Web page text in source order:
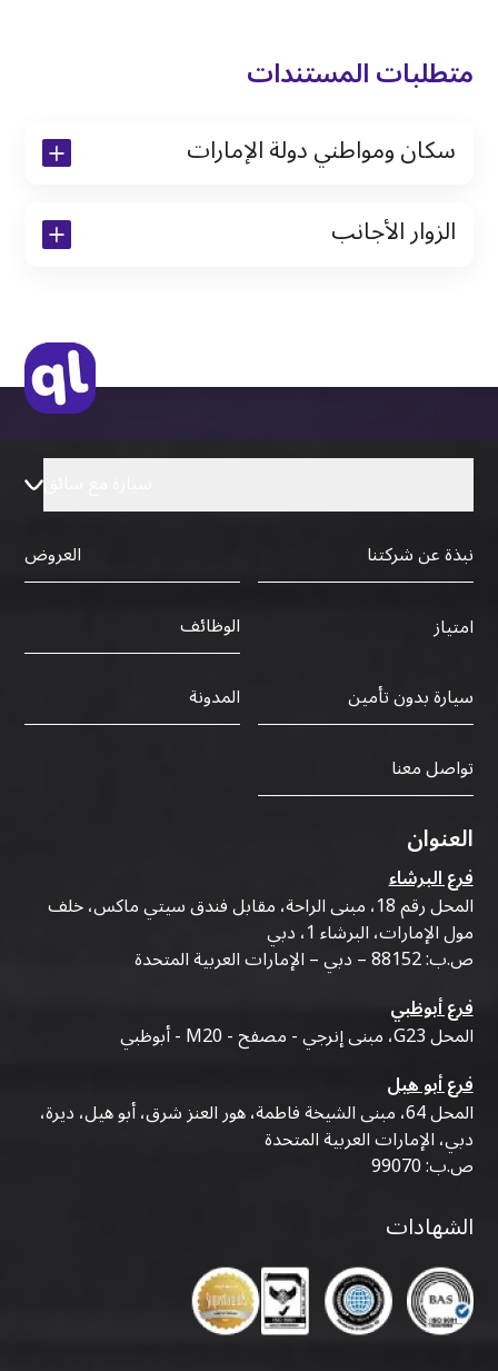
متطلبات المستندات
سكان ومواطني دولة الإمارات
نسخة من تأشيرة الاقامة
الزوار الأجانب
نبذة عن شركتنا
العروض
امتياز
الوظائف
سيارة بدون تأمين
المدونة
تواصل معنا
العنوان
فرع البرشاء
المحل رقم 18، مبنى الراحة، مقابل فندق سيتي ماكس، خلف
مول الإمارات، البرشاء 1، دبي
ص.ب: 88152 – دبي – الإمارات العربية المتحدة
فرع أبوظبي
المحل G23، مبنى إنرجي - مصفح - M20 - أبوظبي
فرع أبو هيل
المحل 64، مبنى الشيخة فاطمة، هور العنز شرق، أبو هيل، ديرة،
دبي، الإمارات العربية المتحدة
ص.ب: 99070
الشهادات